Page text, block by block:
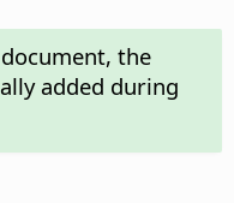
the
added during